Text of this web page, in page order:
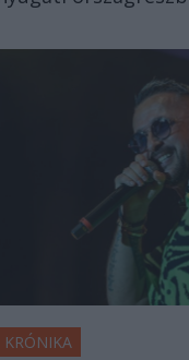
KRÓNIKA